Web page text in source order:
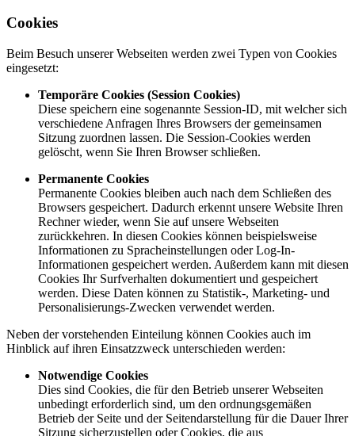
Cookies
Beim Besuch unserer Webseiten werden zwei Typen von Cookies
eingesetzt:
Temporäre Cookies (Session Cookies)
Diese speichern eine sogenannte Session-ID, mit welcher sich
verschiedene Anfragen Ihres Browsers der gemeinsamen
Sitzung zuordnen lassen. Die Session-Cookies werden
gelöscht, wenn Sie Ihren Browser schließen.
Permanente Cookies
Permanente Cookies bleiben auch nach dem Schließen des
Browsers gespeichert. Dadurch erkennt unsere Website Ihren
Rechner wieder, wenn Sie auf unsere Webseiten
zurückkehren. In diesen Cookies können beispielsweise
Informationen zu Spracheinstellungen oder Log-In-
Informationen gespeichert werden. Außerdem kann mit diesen
Cookies Ihr Surfverhalten dokumentiert und gespeichert
werden. Diese Daten können zu Statistik-, Marketing- und
Personalisierungs-Zwecken verwendet werden.
Neben der vorstehenden Einteilung können Cookies auch im
Hinblick auf ihren Einsatzzweck unterschieden werden:
Notwendige Cookies
Dies sind Cookies, die für den Betrieb unserer Webseiten
unbedingt erforderlich sind, um den ordnungsgemäßen
Betrieb der Seite und der Seitendarstellung für die Dauer Ihrer
Sitzung sicherzustellen oder Cookies, die aus